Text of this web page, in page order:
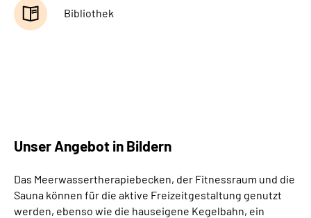
Bibliothek
Unser Angebot in Bildern
Das Meerwassertherapiebecken, der Fitnessraum und die
Sauna können für die aktive Freizeitgestaltung genutzt
werden, ebenso wie die hauseigene Kegelbahn, ein